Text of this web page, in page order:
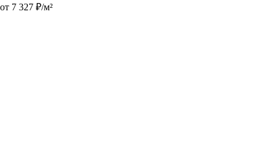
от 7 327 ₽/м²